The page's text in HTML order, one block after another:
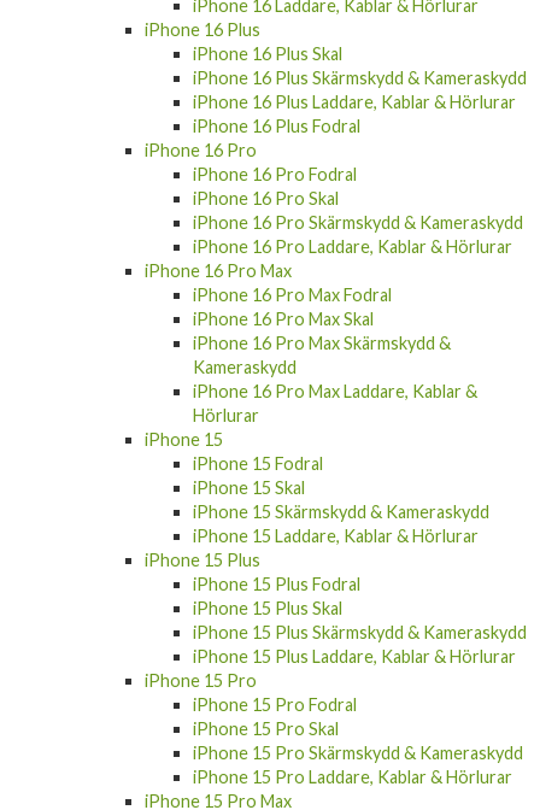
iPhone 16 Laddare, Kablar & Hörlurar
iPhone 16 Plus
iPhone 16 Plus Skal
iPhone 16 Plus Skärmskydd & Kameraskydd
iPhone 16 Plus Laddare, Kablar & Hörlurar
iPhone 16 Plus Fodral
iPhone 16 Pro
iPhone 16 Pro Fodral
iPhone 16 Pro Skal
iPhone 16 Pro Skärmskydd & Kameraskydd
iPhone 16 Pro Laddare, Kablar & Hörlurar
iPhone 16 Pro Max
iPhone 16 Pro Max Fodral
iPhone 16 Pro Max Skal
iPhone 16 Pro Max Skärmskydd &
Kameraskydd
iPhone 16 Pro Max Laddare, Kablar &
Hörlurar
iPhone 15
iPhone 15 Fodral
iPhone 15 Skal
iPhone 15 Skärmskydd & Kameraskydd
iPhone 15 Laddare, Kablar & Hörlurar
iPhone 15 Plus
iPhone 15 Plus Fodral
iPhone 15 Plus Skal
iPhone 15 Plus Skärmskydd & Kameraskydd
iPhone 15 Plus Laddare, Kablar & Hörlurar
iPhone 15 Pro
iPhone 15 Pro Fodral
iPhone 15 Pro Skal
iPhone 15 Pro Skärmskydd & Kameraskydd
iPhone 15 Pro Laddare, Kablar & Hörlurar
iPhone 15 Pro Max